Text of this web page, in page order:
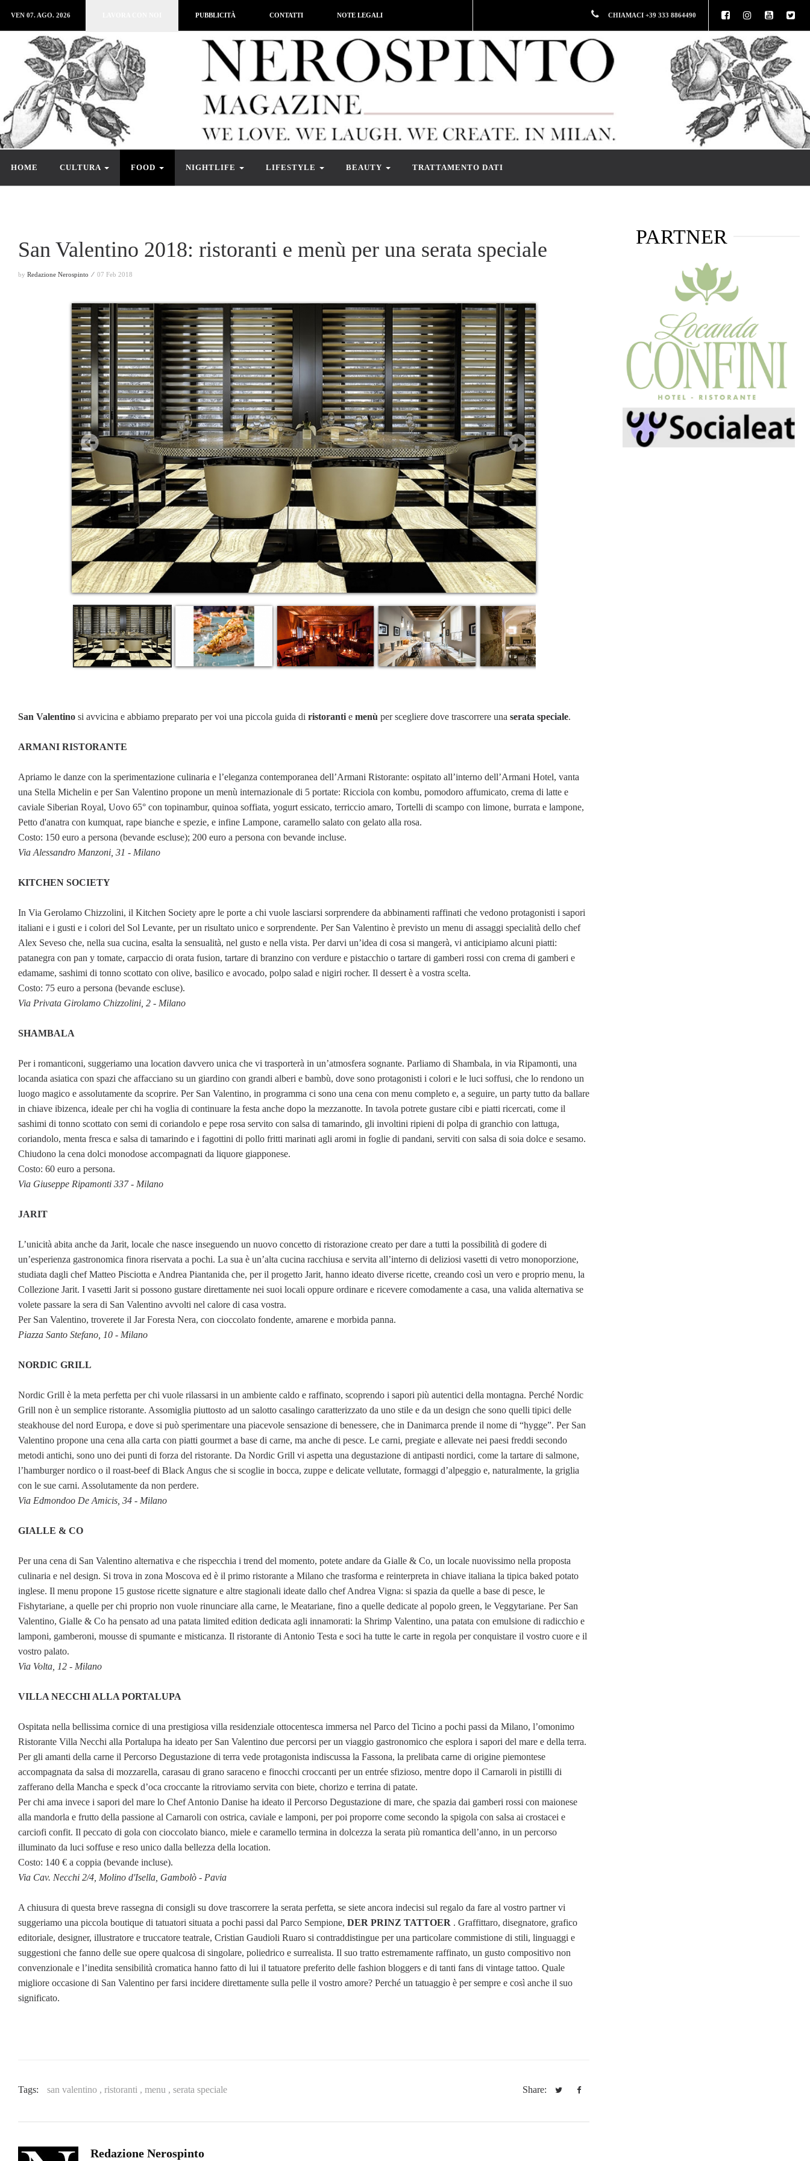
VEN 07. AGO. 2026 PUBBLICITÀ CONTATTI NOTE LEGALI CHIAMACI +39 333 8864490
HOME CULTURA FOOD NIGHTLIFE LIFESTYLE BEAUTY TRATTAMENTO DATI
San Valentino 2018: ristoranti e menù per una serata speciale
by Redazione Nerospinto ⁄ 07 Feb 2018
San Valentino si avvicina e abbiamo preparato per voi una piccola guida di ristoranti e menù per scegliere dove trascorrere una serata speciale.
ARMANI RISTORANTE
Apriamo le danze con la sperimentazione culinaria e l’eleganza contemporanea dell’Armani Ristorante: ospitato all’interno dell’Armani Hotel, vanta
una Stella Michelin e per San Valentino propone un menù internazionale di 5 portate: Ricciola con kombu, pomodoro affumicato, crema di latte e
caviale Siberian Royal, Uovo 65° con topinambur, quinoa soffiata, yogurt essicato, terriccio amaro, Tortelli di scampo con limone, burrata e lampone,
Petto d'anatra con kumquat, rape bianche e spezie, e infine Lampone, caramello salato con gelato alla rosa.
Costo: 150 euro a persona (bevande escluse); 200 euro a persona con bevande incluse.
Via Alessandro Manzoni, 31 - Milano
KITCHEN SOCIETY
In Via Gerolamo Chizzolini, il Kitchen Society apre le porte a chi vuole lasciarsi sorprendere da abbinamenti raffinati che vedono protagonisti i sapori
italiani e i gusti e i colori del Sol Levante, per un risultato unico e sorprendente. Per San Valentino è previsto un menu di assaggi specialità dello chef
Alex Seveso che, nella sua cucina, esalta la sensualità, nel gusto e nella vista. Per darvi un’idea di cosa si mangerà, vi anticipiamo alcuni piatti:
patanegra con pan y tomate, carpaccio di orata fusion, tartare di branzino con verdure e pistacchio o tartare di gamberi rossi con crema di gamberi e
edamame, sashimi di tonno scottato con olive, basilico e avocado, polpo salad e nigiri rocher. Il dessert è a vostra scelta.
Costo: 75 euro a persona (bevande escluse).
Via Privata Girolamo Chizzolini, 2 - Milano
SHAMBALA
Per i romanticoni, suggeriamo una location davvero unica che vi trasporterà in un’atmosfera sognante. Parliamo di Shambala, in via Ripamonti, una
locanda asiatica con spazi che affacciano su un giardino con grandi alberi e bambù, dove sono protagonisti i colori e le luci soffusi, che lo rendono un
luogo magico e assolutamente da scoprire. Per San Valentino, in programma ci sono una cena con menu completo e, a seguire, un party tutto da ballare
in chiave ibizenca, ideale per chi ha voglia di continuare la festa anche dopo la mezzanotte. In tavola potrete gustare cibi e piatti ricercati, come il
sashimi di tonno scottato con semi di coriandolo e pepe rosa servito con salsa di tamarindo, gli involtini ripieni di polpa di granchio con lattuga,
coriandolo, menta fresca e salsa di tamarindo e i fagottini di pollo fritti marinati agli aromi in foglie di pandani, serviti con salsa di soia dolce e sesamo.
Chiudono la cena dolci monodose accompagnati da liquore giapponese.
Costo: 60 euro a persona.
Via Giuseppe Ripamonti 337 - Milano
JARIT
L’unicità abita anche da Jarit, locale che nasce inseguendo un nuovo concetto di ristorazione creato per dare a tutti la possibilità di godere di
un’esperienza gastronomica finora riservata a pochi. La sua è un’alta cucina racchiusa e servita all’interno di deliziosi vasetti di vetro monoporzione,
studiata dagli chef Matteo Pisciotta e Andrea Piantanida che, per il progetto Jarit, hanno ideato diverse ricette, creando così un vero e proprio menu, la
Collezione Jarit. I vasetti Jarit si possono gustare direttamente nei suoi locali oppure ordinare e ricevere comodamente a casa, una valida alternativa se
volete passare la sera di San Valentino avvolti nel calore di casa vostra.
Per San Valentino, troverete il Jar Foresta Nera, con cioccolato fondente, amarene e morbida panna.
Piazza Santo Stefano, 10 - Milano
NORDIC GRILL
Nordic Grill è la meta perfetta per chi vuole rilassarsi in un ambiente caldo e raffinato, scoprendo i sapori più autentici della montagna. Perché Nordic
Grill non è un semplice ristorante. Assomiglia piuttosto ad un salotto casalingo caratterizzato da uno stile e da un design che sono quelli tipici delle
steakhouse del nord Europa, e dove si può sperimentare una piacevole sensazione di benessere, che in Danimarca prende il nome di “hygge”. Per San
Valentino propone una cena alla carta con piatti gourmet a base di carne, ma anche di pesce. Le carni, pregiate e allevate nei paesi freddi secondo
metodi antichi, sono uno dei punti di forza del ristorante. Da Nordic Grill vi aspetta una degustazione di antipasti nordici, come la tartare di salmone,
l’hamburger nordico o il roast-beef di Black Angus che si scoglie in bocca, zuppe e delicate vellutate, formaggi d’alpeggio e, naturalmente, la griglia
con le sue carni. Assolutamente da non perdere.
Via Edmondoo De Amicis, 34 - Milano
GIALLE & CO
Per una cena di San Valentino alternativa e che rispecchia i trend del momento, potete andare da Gialle & Co, un locale nuovissimo nella proposta
culinaria e nel design. Si trova in zona Moscova ed è il primo ristorante a Milano che trasforma e reinterpreta in chiave italiana la tipica baked potato
inglese. Il menu propone 15 gustose ricette signature e altre stagionali ideate dallo chef Andrea Vigna: si spazia da quelle a base di pesce, le
Fishytariane, a quelle per chi proprio non vuole rinunciare alla carne, le Meatariane, fino a quelle dedicate al popolo green, le Veggytariane. Per San
Valentino, Gialle & Co ha pensato ad una patata limited edition dedicata agli innamorati: la Shrimp Valentino, una patata con emulsione di radicchio e
lamponi, gamberoni, mousse di spumante e misticanza. Il ristorante di Antonio Testa e soci ha tutte le carte in regola per conquistare il vostro cuore e il
vostro palato.
Via Volta, 12 - Milano
VILLA NECCHI ALLA PORTALUPA
Ospitata nella bellissima cornice di una prestigiosa villa residenziale ottocentesca immersa nel Parco del Ticino a pochi passi da Milano, l’omonimo
Ristorante Villa Necchi alla Portalupa ha ideato per San Valentino due percorsi per un viaggio gastronomico che esplora i sapori del mare e della terra.
Per gli amanti della carne il Percorso Degustazione di terra vede protagonista indiscussa la Fassona, la prelibata carne di origine piemontese
accompagnata da salsa di mozzarella, carasau di grano saraceno e finocchi croccanti per un entrée sfizioso, mentre dopo il Carnaroli in pistilli di
zafferano della Mancha e speck d’oca croccante la ritroviamo servita con biete, chorizo e terrina di patate.
Per chi ama invece i sapori del mare lo Chef Antonio Danise ha ideato il Percorso Degustazione di mare, che spazia dai gamberi rossi con maionese
alla mandorla e frutto della passione al Carnaroli con ostrica, caviale e lamponi, per poi proporre come secondo la spigola con salsa ai crostacei e
carciofi confit. Il peccato di gola con cioccolato bianco, miele e caramello termina in dolcezza la serata più romantica dell’anno, in un percorso
illuminato da luci soffuse e reso unico dalla bellezza della location.
Costo: 140 € a coppia (bevande incluse).
Via Cav. Necchi 2/4, Molino d'Isella, Gambolò - Pavia
A chiusura di questa breve rassegna di consigli su dove trascorrere la serata perfetta, se siete ancora indecisi sul regalo da fare al vostro partner vi
suggeriamo una piccola boutique di tatuatori situata a pochi passi dal Parco Sempione, DER PRINZ TATTOER . Graffittaro, disegnatore, grafico
editoriale, designer, illustratore e truccatore teatrale, Cristian Gaudioli Ruaro si contraddistingue per una particolare commistione di stili, linguaggi e
suggestioni che fanno delle sue opere qualcosa di singolare, poliedrico e surrealista. Il suo tratto estremamente raffinato, un gusto compositivo non
convenzionale e l’inedita sensibilità cromatica hanno fatto di lui il tatuatore preferito delle fashion bloggers e di tanti fans di vintage tattoo. Quale
migliore occasione di San Valentino per farsi incidere direttamente sulla pelle il vostro amore? Perché un tatuaggio è per sempre e così anche il suo
significato.
Tags: san valentino , ristoranti , menu , serata speciale Share:
Redazione Nerospinto
PARTNER